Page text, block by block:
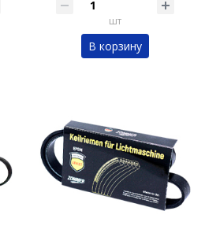
шт
В корзину